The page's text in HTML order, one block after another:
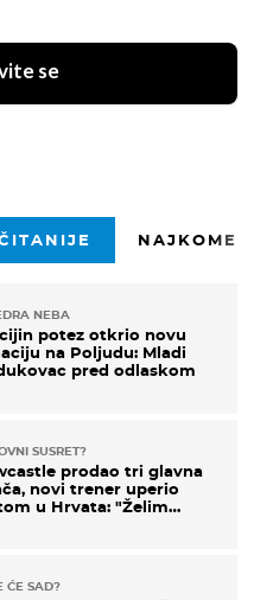
se
NEBA
potez otkrio novu
na Poljudu: Mladi
pred odlaskom
SUSRET?
prodao tri glavna
novi trener uperio
u Hrvata: "Želim
ĆE SAD?